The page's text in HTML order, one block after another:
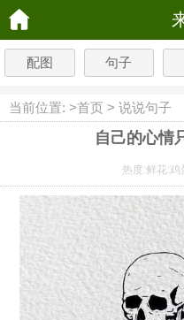
配图 句子
当前位置: >首页 > 说说句子
自己的心情
热度:鲜花:鸡